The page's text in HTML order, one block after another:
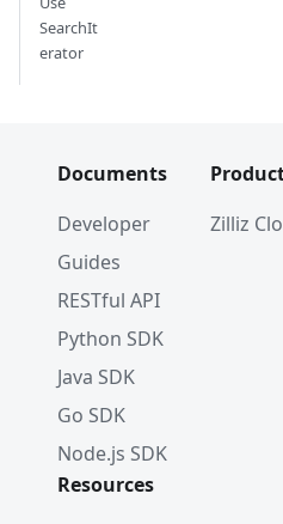
SearchIt
erator
Documents
Developer
Guides
RESTful API
Python SDK
Java SDK
Go SDK
Node.js SDK
Zilliz
Resources